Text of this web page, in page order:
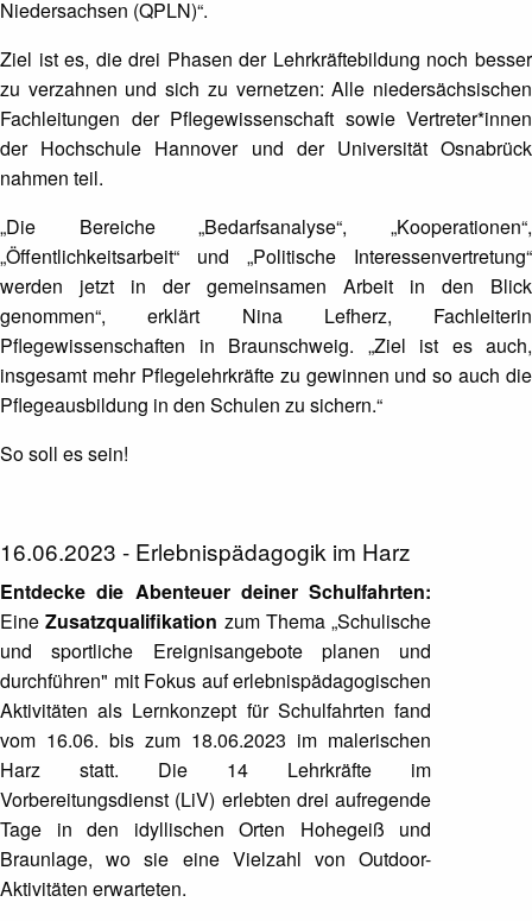
Niedersachsen (QPLN)“.
Ziel ist es, die drei Phasen der Lehrkräftebildung noch besser
zu verzahnen und sich zu vernetzen: Alle niedersächsischen
Fachleitungen der Pflegewissenschaft sowie Vertreter*innen
der Hochschule Hannover und der Universität Osnabrück
nahmen teil.
„Die Bereiche „Bedarfsanalyse“, „Kooperationen“,
„Öffentlichkeitsarbeit“ und „Politische Interessenvertretung“
werden jetzt in der gemeinsamen Arbeit in den Blick
genommen“, erklärt Nina Lefherz, Fachleiterin
Pflegewissenschaften in Braunschweig. „Ziel ist es auch,
insgesamt mehr Pflegelehrkräfte zu gewinnen und so auch die
Pflegeausbildung in den Schulen zu sichern.“
So soll es sein!
16.06.2023 - Erlebnispädagogik im Harz
Entdecke die Abenteuer deiner Schulfahrten:
EineZusatzqualifikation zum Thema „Schulische
und sportliche Ereignisangebote planen und
durchführen" mit Fokus auf erlebnispädagogischen
Aktivitäten als Lernkonzept für Schulfahrten fand
vom 16.06. bis zum 18.06.2023 im malerischen
Harz statt. Die 14 Lehrkräfte im
Vorbereitungsdienst (LiV) erlebten drei aufregende
Tage in den idyllischen Orten Hohegeiß und
Braunlage, wo sie eine Vielzahl von Outdoor-
Aktivitäten erwarteten.